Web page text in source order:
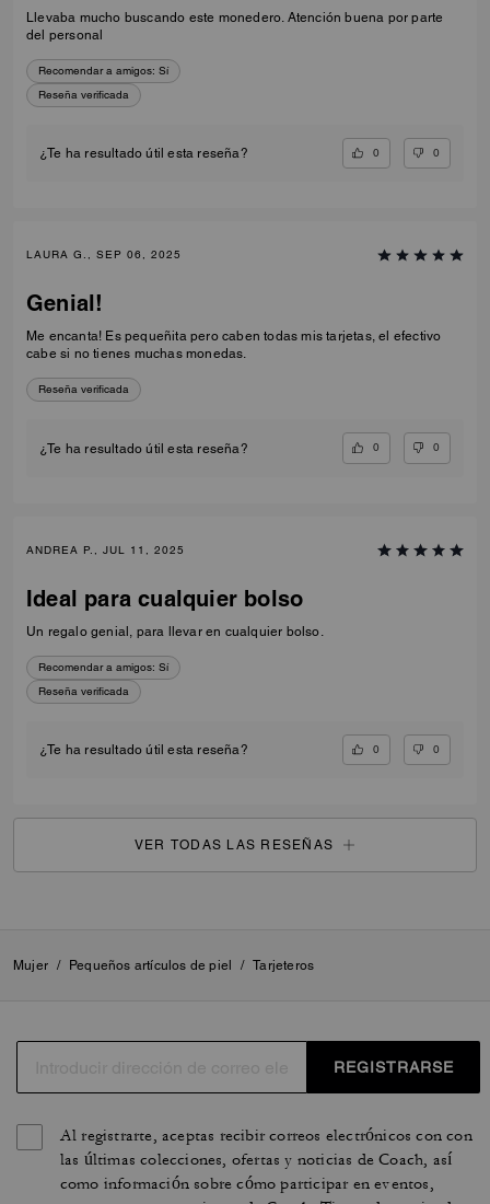
Llevaba mucho buscando este monedero. Atención buena por parte
del personal
Recomendar a amigos: Sí
Reseña verificada
¿Te ha resultado útil esta reseña? 0 0
LAURA G., SEP 06, 2025
Genial!
Me encanta! Es pequeñita pero caben todas mis tarjetas, el efectivo
cabe si no tienes muchas monedas.
Reseña verificada
¿Te ha resultado útil esta reseña? 0 0
ANDREA P., JUL 11, 2025
Ideal para cualquier bolso
Un regalo genial, para llevar en cualquier bolso.
Recomendar a amigos: Sí
Reseña verificada
¿Te ha resultado útil esta reseña? 0 0
VER TODAS LAS RESEÑAS
Mujer / Pequeños artículos de piel / Tarjeteros
REGISTRARSE
Al registrarte, aceptas recibir correos electrónicos con con
las últimas colecciones, ofertas y noticias de Coach, así
como información sobre cómo participar en eventos,